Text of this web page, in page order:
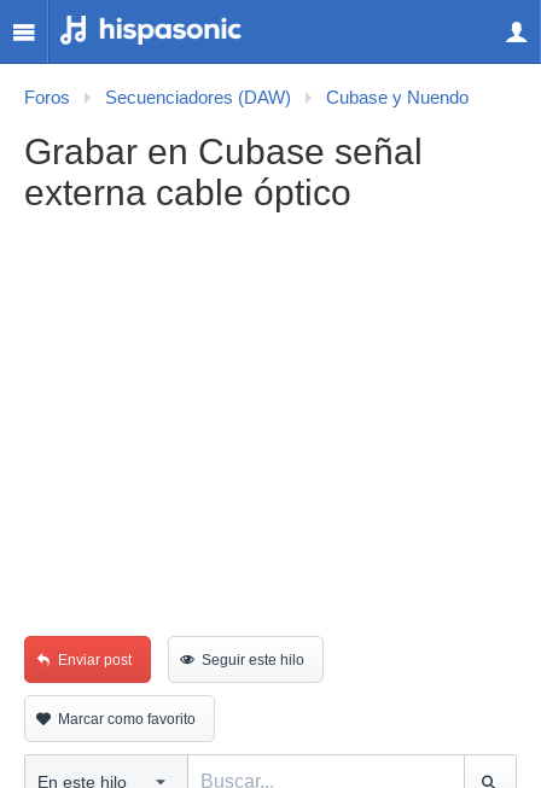
Foros Secuenciadores (DAW) Cubase y Nuendo
Grabar en Cubase señal
externa cable óptico
Enviar post Seguir este hilo
Marcar como favorito